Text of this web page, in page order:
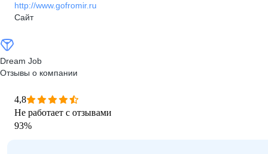
http://www.gofromir.ru
Сайт
Dream Job
Отзывы о компании
4,8
Не работает с отзывами
93%